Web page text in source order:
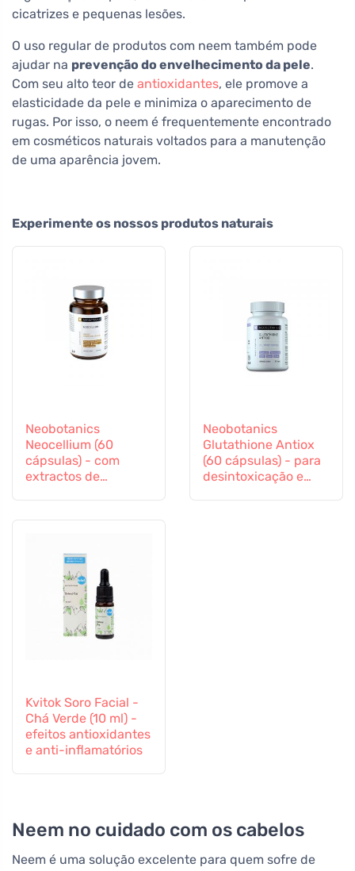
cicatrizes e pequenas lesões.
O uso regular de produtos com neem também pode
ajudar na prevenção do envelhecimento da pele.
Com seu alto teor de antioxidantes, ele promove a
elasticidade da pele e minimiza o aparecimento de
rugas. Por isso, o neem é frequentemente encontrado
em cosméticos naturais voltados para a manutenção
de uma aparência jovem.
Experimente os nossos produtos naturais
Neobotanics
Neocellium (60
cápsulas) - com
extractos de
Neobotanics
Glutathione Antiox
(60 cápsulas) - para
desintoxicação e
Kvitok Soro Facial -
Chá Verde (10 ml) -
efeitos antioxidantes
e anti-inflamatórios
Neem no cuidado com os cabelos
Neem é uma solução excelente para quem sofre de